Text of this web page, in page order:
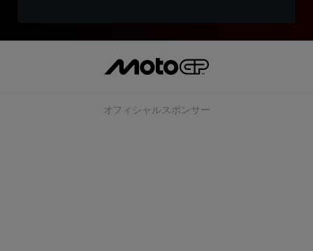
オフィシャルスポンサー